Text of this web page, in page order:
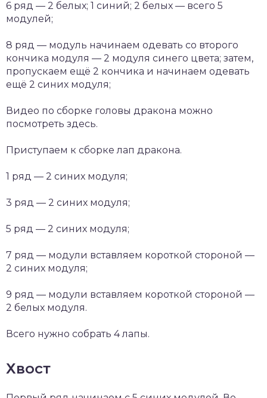
6 ряд — 2 белых; 1 синий; 2 белых — всего 5
модулей;
8 ряд — модуль начинаем одевать со второго
кончика модуля — 2 модуля синего цвета; затем,
пропускаем ещё 2 кончика и начинаем одевать
ещё 2 синих модуля;
Видео по сборке головы дракона можно
посмотреть здесь.
Приступаем к сборке лап дракона.
1 ряд — 2 синих модуля;
3 ряд — 2 синих модуля;
5 ряд — 2 синих модуля;
7 ряд — модули вставляем короткой стороной —
2 синих модуля;
9 ряд — модули вставляем короткой стороной —
2 белых модуля.
Всего нужно собрать 4 лапы.
Хвост